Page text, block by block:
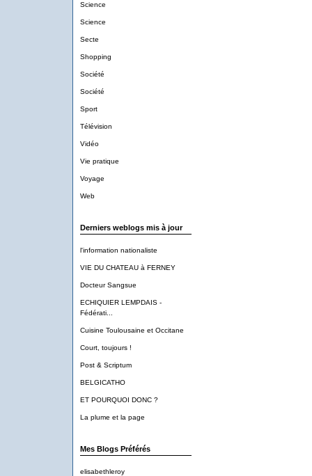
Science
Science
Secte
Shopping
Société
Société
Sport
Télévision
Vidéo
Vie pratique
Voyage
Web
Derniers weblogs mis à jour
l'information nationaliste
VIE DU CHATEAU à FERNEY
Docteur Sangsue
ECHIQUIER LEMPDAIS -
Fédérati...
Cuisine Toulousaine et Occitane
Court, toujours !
Post & Scriptum
BELGICATHO
ET POURQUOI DONC ?
La plume et la page
Mes Blogs Préférés
elisabethleroy